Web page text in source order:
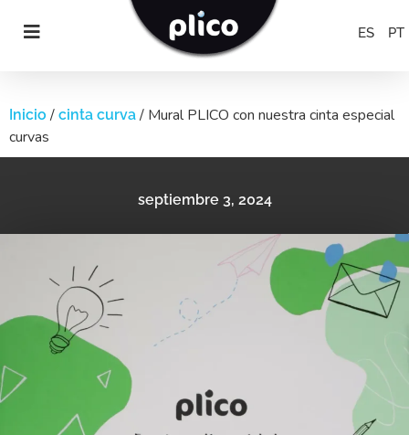
ES PT
Inicio / cinta curva / Mural PLICO con nuestra cinta especial
curvas
septiembre 3, 2024